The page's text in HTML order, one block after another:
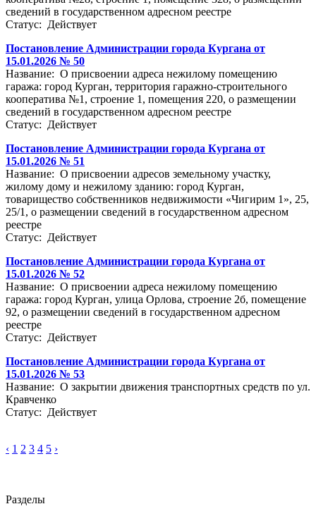
сведений в государственном адресном реестре
Статус: Действует
Постановление Администрации города Кургана от
15.01.2026 № 50
Название: О присвоении адреса нежилому помещению
гаража: город Курган, территория гаражно-строительного
кооператива №1, строение 1, помещения 220, о размещении
сведений в государственном адресном реестре
Статус: Действует
Постановление Администрации города Кургана от
15.01.2026 № 51
Название: О присвоении адресов земельному участку,
жилому дому и нежилому зданию: город Курган,
товарищество собственников недвижимости «Чигирим 1», 25,
25/1, о размещении сведений в государственном адресном
реестре
Статус: Действует
Постановление Администрации города Кургана от
15.01.2026 № 52
Название: О присвоении адреса нежилому помещению
гаража: город Курган, улица Орлова, строение 2б, помещение
92, о размещении сведений в государственном адресном
реестре
Статус: Действует
Постановление Администрации города Кургана от
15.01.2026 № 53
Название: О закрытии движения транспортных средств по ул.
Кравченко
Статус: Действует
‹ 1 2 3 4 5 ›
Разделы